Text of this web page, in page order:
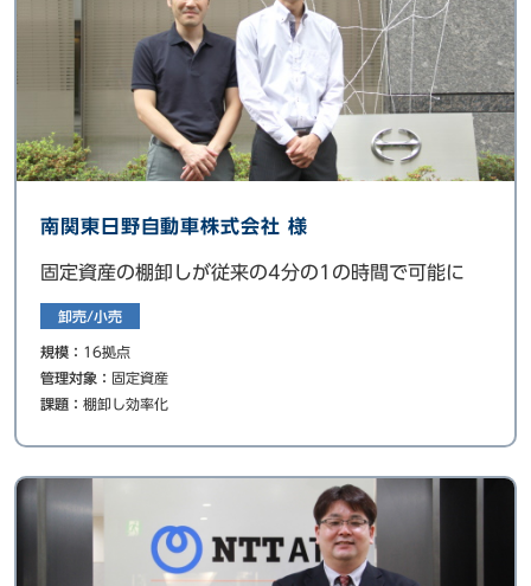
南関東日野自動車株式会社 様
固定資産の棚卸しが従来の4分の1の時間で可能に
卸売/小売
規模： 16拠点
管理対象： 固定資産
課題： 棚卸し効率化